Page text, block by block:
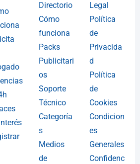
Directorio
Cómo
funciona
Packs
Publicitari
os
Soporte
Técnico
Categoría
s
Medios
de
Legal
Política
de
Privacida
d
Política
de
Cookies
Condicion
es
Generales
Confidenc